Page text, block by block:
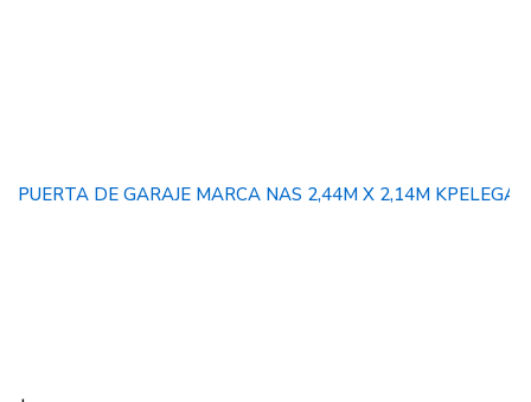
PUERTA DE GARAJE MARCA NAS 2,44M X 2,14M